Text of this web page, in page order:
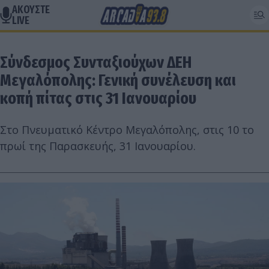
ΑΚΟΥΣΤΕ
LIVE
Σύνδεσμος Συνταξιούχων ΔΕΗ
Μεγαλόπολης: Γενική συνέλευση και
κοπή πίτας στις 31 Ιανουαρίου
Στο Πνευματικό Κέντρο Μεγαλόπολης, στις 10 το
πρωί της Παρασκευής, 31 Ιανουαρίου.